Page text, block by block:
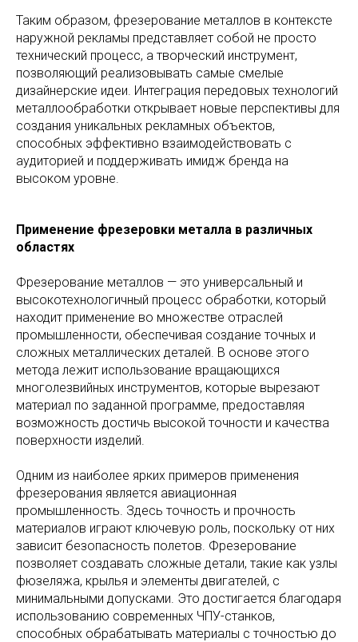
Таким образом, фрезерование металлов в контексте
наружной рекламы представляет собой не просто
технический процесс, а творческий инструмент,
позволяющий реализовывать самые смелые
дизайнерские идеи. Интеграция передовых технологий
металлообработки открывает новые перспективы для
создания уникальных рекламных объектов,
способных эффективно взаимодействовать с
аудиторией и поддерживать имидж бренда на
высоком уровне.
Применение фрезеровки металла в различных
областях
Фрезерование металлов — это универсальный и
высокотехнологичный процесс обработки, который
находит применение во множестве отраслей
промышленности, обеспечивая создание точных и
сложных металлических деталей. В основе этого
метода лежит использование вращающихся
многолезвийных инструментов, которые вырезают
материал по заданной программе, предоставляя
возможность достичь высокой точности и качества
поверхности изделий.
Одним из наиболее ярких примеров применения
фрезерования является авиационная
промышленность. Здесь точность и прочность
материалов играют ключевую роль, поскольку от них
зависит безопасность полетов. Фрезерование
позволяет создавать сложные детали, такие как узлы
фюзеляжа, крылья и элементы двигателей, с
минимальными допусками. Это достигается благодаря
использованию современных ЧПУ-станков,
способных обрабатывать материалы с точностью до